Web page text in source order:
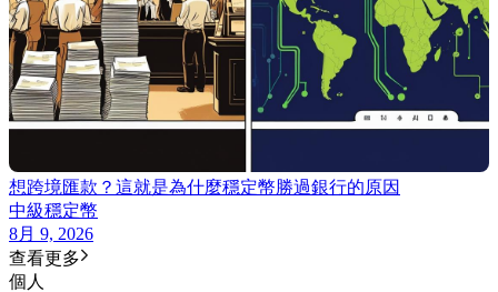
想跨境匯款？這就是為什麼穩定幣勝過銀行的原因
中級穩定幣
8月 9, 2026
查看更多
個人